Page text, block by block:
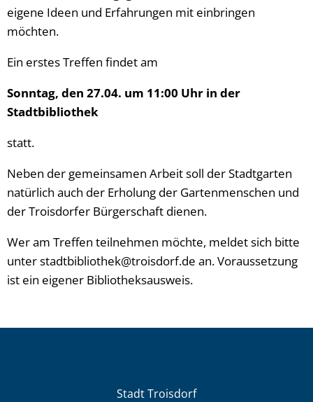
eigene Ideen und Erfahrungen mit einbringen
möchten.
Ein erstes Treffen findet am
Sonntag, den 27.04. um 11:00 Uhr in der
Stadtbibliothek
statt.
Neben der gemeinsamen Arbeit soll der Stadtgarten
natürlich auch der Erholung der Gartenmenschen und
der Troisdorfer Bürgerschaft dienen.
Wer am Treffen teilnehmen möchte, meldet sich bitte
unter stadtbibliothek@troisdorf.de an. Voraussetzung
ist ein eigener Bibliotheksausweis.
Stadt Troisdorf